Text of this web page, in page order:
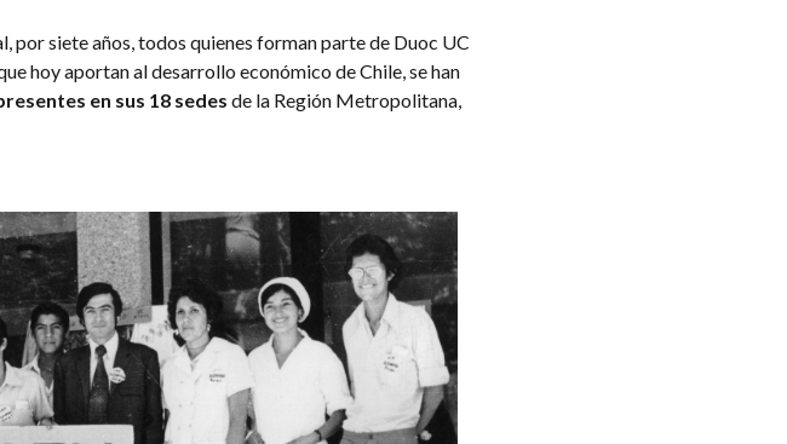
por siete años, todos quienes forman parte de Duoc UC
hoy aportan al desarrollo económico de Chile, se han
en sus 18 sedes de la Región Metropolitana,